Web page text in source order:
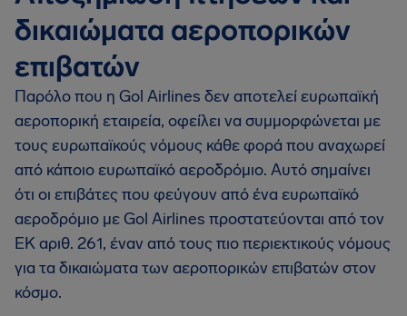
δικαιώματα αεροπορικών
επιβατών
Παρόλο που η Gol Airlines δεν αποτελεί ευρωπαϊκή
αεροπορική εταιρεία, οφείλει να συμμορφώνεται με
τους ευρωπαϊκούς νόμους κάθε φορά που αναχωρεί
από κάποιο ευρωπαϊκό αεροδρόμιο. Αυτό σημαίνει
ότι οι επιβάτες που φεύγουν από ένα ευρωπαϊκό
αεροδρόμιο με Gol Airlines προστατεύονται από τον
ΕΚ αριθ. 261, έναν από τους πιο περιεκτικούς νόμους
για τα δικαιώματα των αεροπορικών επιβατών στον
κόσμο.